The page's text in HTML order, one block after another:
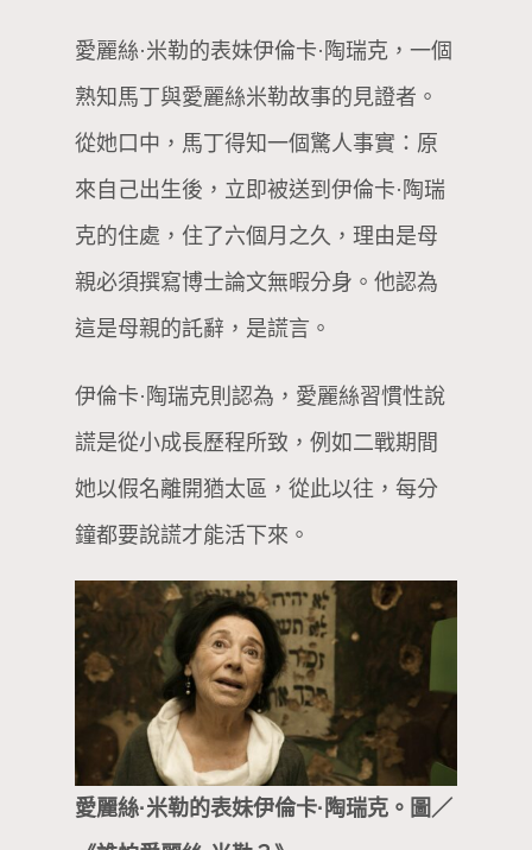
愛麗絲·米勒的表妹伊倫卡·陶瑞克，一個
熟知馬丁與愛麗絲米勒故事的見證者。
從她口中，馬丁得知一個驚人事實：原
來自己出生後，立即被送到伊倫卡·陶瑞
克的住處，住了六個月之久，理由是母
親必須撰寫博士論文無暇分身。他認為
這是母親的託辭，是謊言。
伊倫卡·陶瑞克則認為，愛麗絲習慣性說
謊是從小成長歷程所致，例如二戰期間
她以假名離開猶太區，從此以往，每分
鐘都要說謊才能活下來。
愛麗絲·米勒的表妹伊倫卡·陶瑞克。圖／